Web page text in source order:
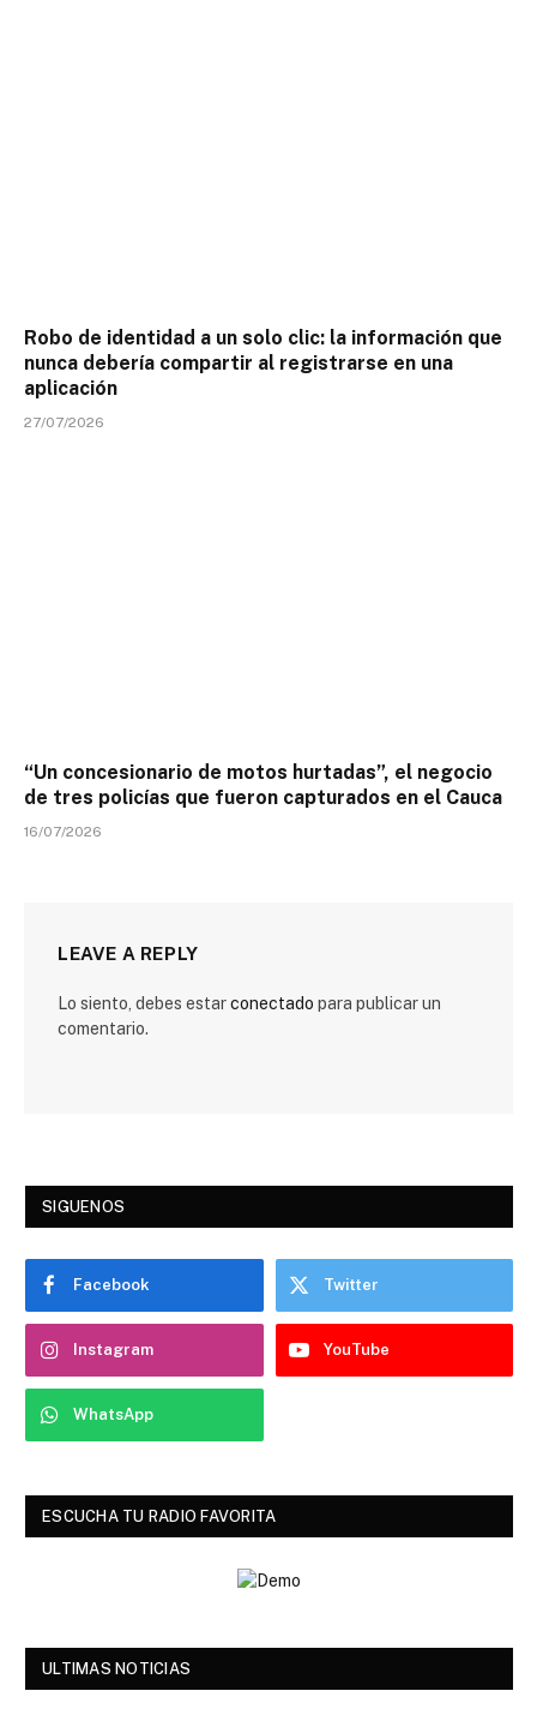
Robo de identidad a un solo clic: la información que
nunca debería compartir al registrarse en una
aplicación
27/07/2026
“Un concesionario de motos hurtadas”, el negocio
de tres policías que fueron capturados en el Cauca
16/07/2026
LEAVE A REPLY
Lo siento, debes estarconectado para publicar un
comentario.
SIGUENOS
Facebook Twitter
Instagram YouTube
WhatsApp
ESCUCHA TU RADIO FAVORITA
ULTIMAS NOTICIAS